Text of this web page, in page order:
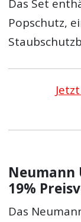
Das Set
Popschutz,
Neumann
19%
Das